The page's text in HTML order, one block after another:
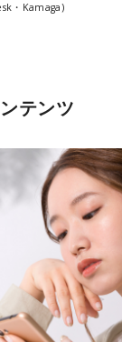
・Kamaga)
テンツ